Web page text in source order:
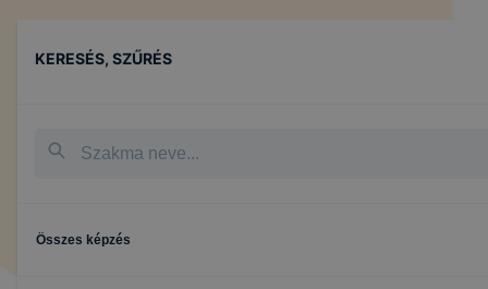
KERESÉS, SZŰRÉS
Összes képzés